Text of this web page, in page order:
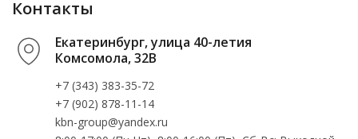
Контакты
Екатеринбург, улица 40-летия
Комсомола, 32В
+7 (343) 383-35-72
+7 (902) 878-11-14
kbn-group@yandex.ru